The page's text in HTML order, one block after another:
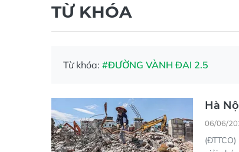
TỪ KHÓA
Từ khóa: #ĐƯỜNG VÀNH ĐAI 2.5
Hà
06/06/